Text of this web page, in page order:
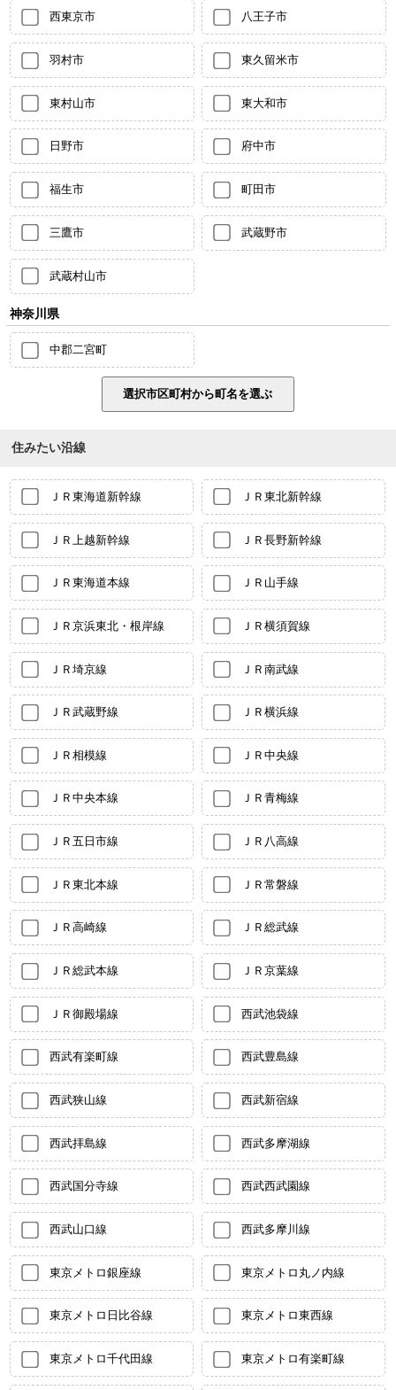
西東京市 八王子市
羽村市 東久留米市
東村山市 東大和市
日野市 府中市
福生市 町田市
三鷹市 武蔵野市
武蔵村山市
神奈川県
中郡二宮町
住みたい沿線
ＪＲ東海道新幹線 ＪＲ東北新幹線
ＪＲ上越新幹線 ＪＲ長野新幹線
ＪＲ東海道本線 ＪＲ山手線
ＪＲ京浜東北・根岸線 ＪＲ横須賀線
ＪＲ埼京線 ＪＲ南武線
ＪＲ武蔵野線 ＪＲ横浜線
ＪＲ相模線 ＪＲ中央線
ＪＲ中央本線 ＪＲ青梅線
ＪＲ五日市線 ＪＲ八高線
ＪＲ東北本線 ＪＲ常磐線
ＪＲ高崎線 ＪＲ総武線
ＪＲ総武本線 ＪＲ京葉線
ＪＲ御殿場線 西武池袋線
西武有楽町線 西武豊島線
西武狭山線 西武新宿線
西武拝島線 西武多摩湖線
西武国分寺線 西武西武園線
西武山口線 西武多摩川線
東京メトロ銀座線 東京メトロ丸ノ内線
東京メトロ日比谷線 東京メトロ東西線
東京メトロ千代田線 東京メトロ有楽町線